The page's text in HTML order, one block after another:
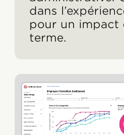
dans
pour un impact
terme.